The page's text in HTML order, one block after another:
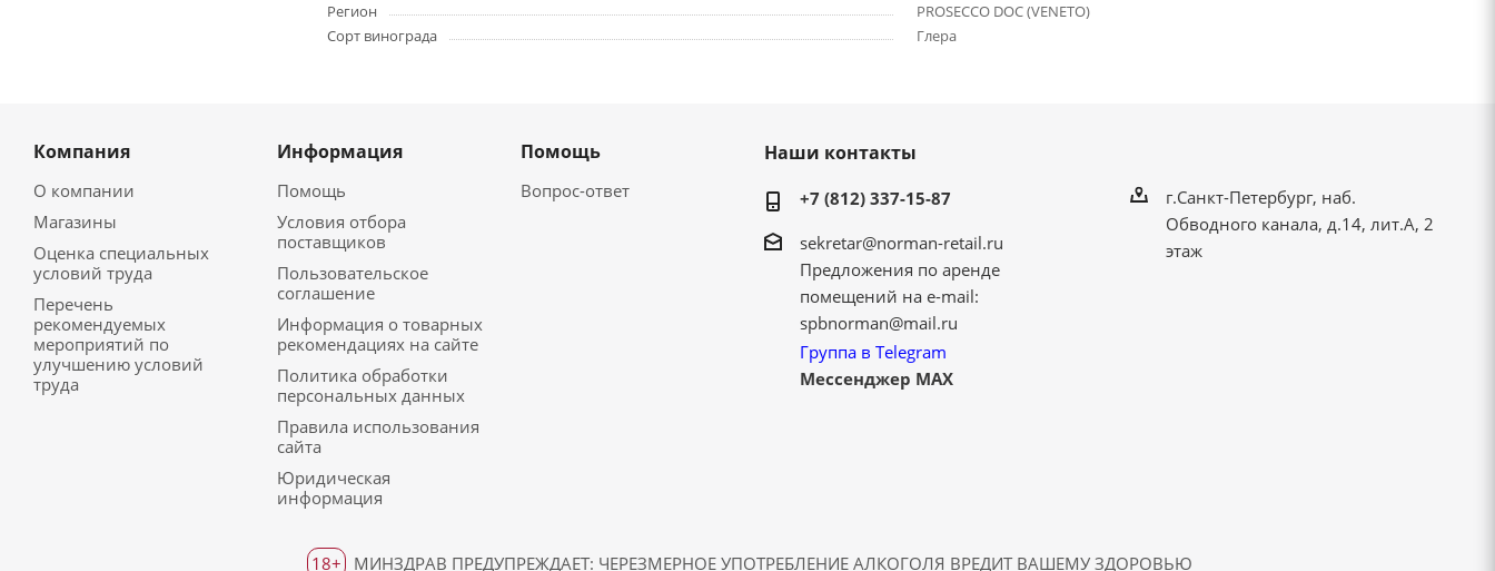
Регион
PROSECCO DOC (VENETO)
Сорт винограда
Глера
Компания
О компании
Магазины
Оценка специальных
условий труда
Перечень
рекомендуемых
мероприятий по
улучшению условий
труда
Информация
Помощь
Условия отбора
поставщиков
Пользовательское
соглашение
Информация о товарных
рекомендациях на сайте
Политика обработки
персональных данных
Правила использования
сайта
Юридическая
информация
Помощь
Вопрос-ответ
Наши контакты
+7 (812) 337-15-87
sekretar@norman-retail.ru
Предложения по аренде
помещений на e-mail:
spbnorman@mail.ru
Группа в Telegram
Мессенджер MAX
г.Санкт-Петербург, наб.
Обводного канала, д.14, лит.А, 2
этаж
18+ МИНЗДРАВ ПРЕДУПРЕЖДАЕТ: ЧЕРЕЗМЕРНОЕ УПОТРЕБЛЕНИЕ АЛКОГОЛЯ ВРЕДИТ ВАШЕМУ ЗДОРОВЬЮ